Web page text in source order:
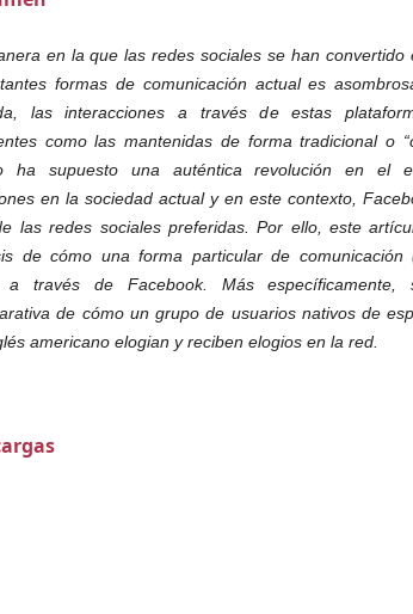
en la que las redes sociales se han convertido
formas de comunicación actual es
las interacciones a través de estas
como las mantenidas de forma tradicional o
ha supuesto una auténtica revolución en el
en la sociedad actual y en este contexto,
las redes sociales preferidas. Por ello, este
de cómo una forma particular de comunicación
a través de Facebook. Más
de cómo un grupo de usuarios nativos de
americano elogian y reciben elogios en la red.